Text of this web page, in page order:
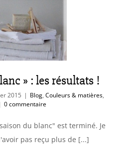
» : les résultats !
2015 | Blog, Couleurs & matières,
0 commentaire
du blanc" est terminé. Je
pas reçu plus de [...]